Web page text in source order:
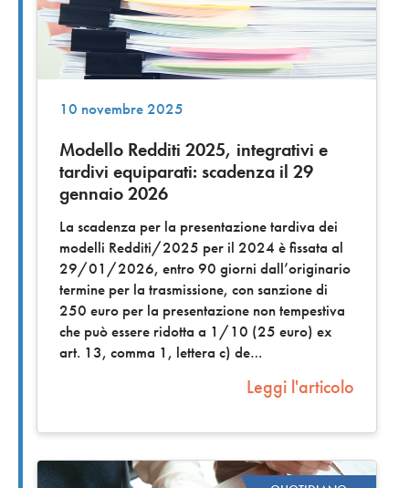
10 novembre 2025
Modello Redditi 2025, integrativi e
tardivi equiparati: scadenza il 29
gennaio 2026
La scadenza per la presentazione tardiva dei
modelli Redditi/2025 per il 2024 è fissata al
29/01/2026, entro 90 giorni dall’originario
termine per la trasmissione, con sanzione di
250 euro per la presentazione non tempestiva
che può essere ridotta a 1/10 (25 euro) ex
art. 13, comma 1, lettera c) de
Leggi l'articolo